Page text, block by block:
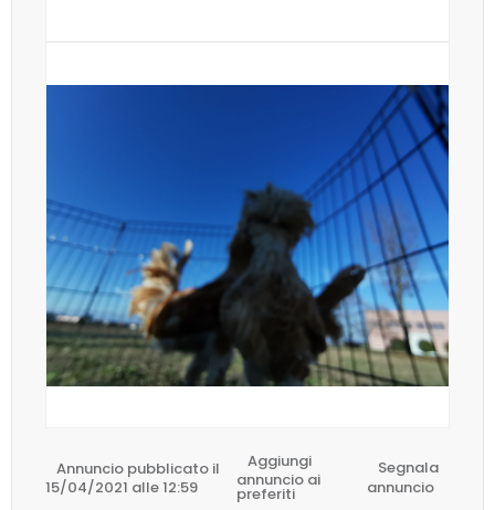
Annuncio pubblicato il
15/04/2021 alle 12:59
Aggiungi
annuncio ai
preferiti
Segnala
annuncio